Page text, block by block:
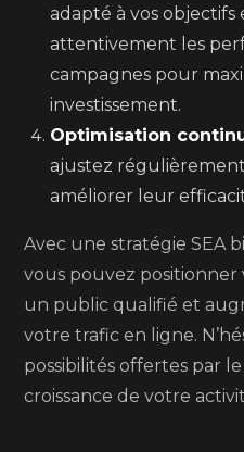
adapté à vos objectifs
attentivement les
campagnes pour
investissement.
Optimisation
ajustez
améliorer leur
Avec une stratégie SEA
vous pouvez
un public qualifié et
votre trafic en ligne.
possibilités offertes par
croissance de votre